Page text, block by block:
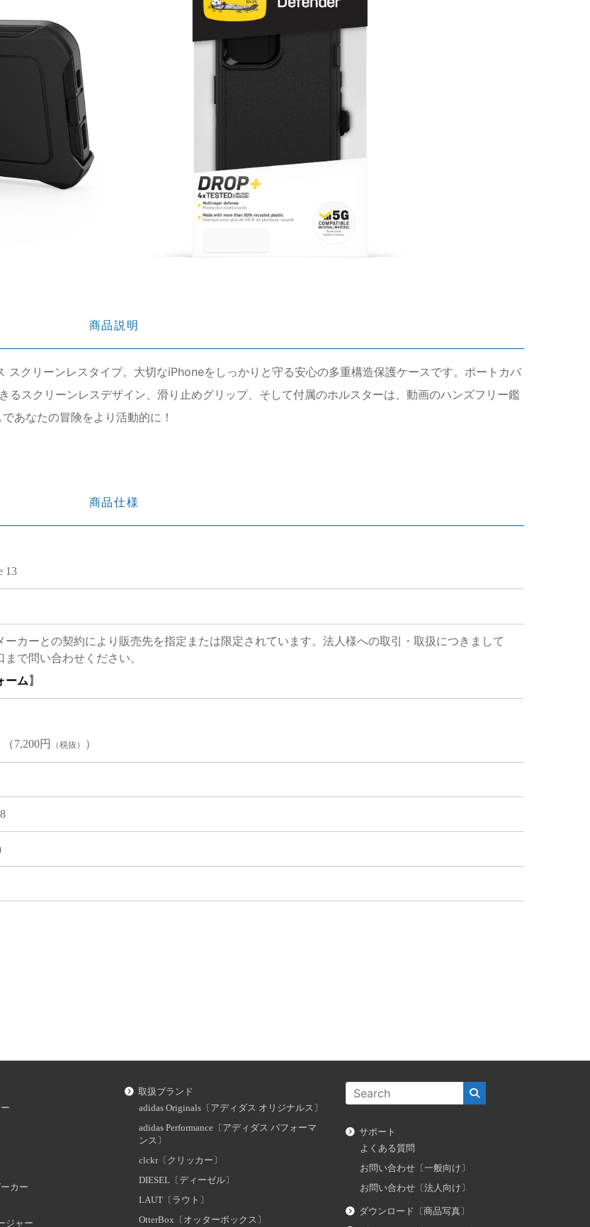
商品説明
クリーンレスタイプ。大切なiPhoneをしっかりと守る安心の多重構造保護ケースです。ポートカバ
るスクリーンレスデザイン、滑り止めグリップ、そして付属のホルスターは、動画のハンズフリー鑑
あなたの冒険をより活動的に！
商品仕様
13
ーカーとの契約により販売先を指定または限定されています。法人様への取引・取扱につきまして
で問い合わせください。
ーム 】
（7,200円 （税抜） ）
カー
ジャー
取扱ブランド
adidas Originals〔アディダス オリジナルス〕
adidas Performance〔アディダス パフォーマ
ンス〕
clckr〔クリッカー〕
DIESEL〔ディーゼル〕
LAUT〔ラウト〕
OtterBox〔オッターボックス〕
サポート
よくある質問
お問い合わせ〔一般向け〕
お問い合わせ〔法人向け〕
ダウンロード〔商品写真〕